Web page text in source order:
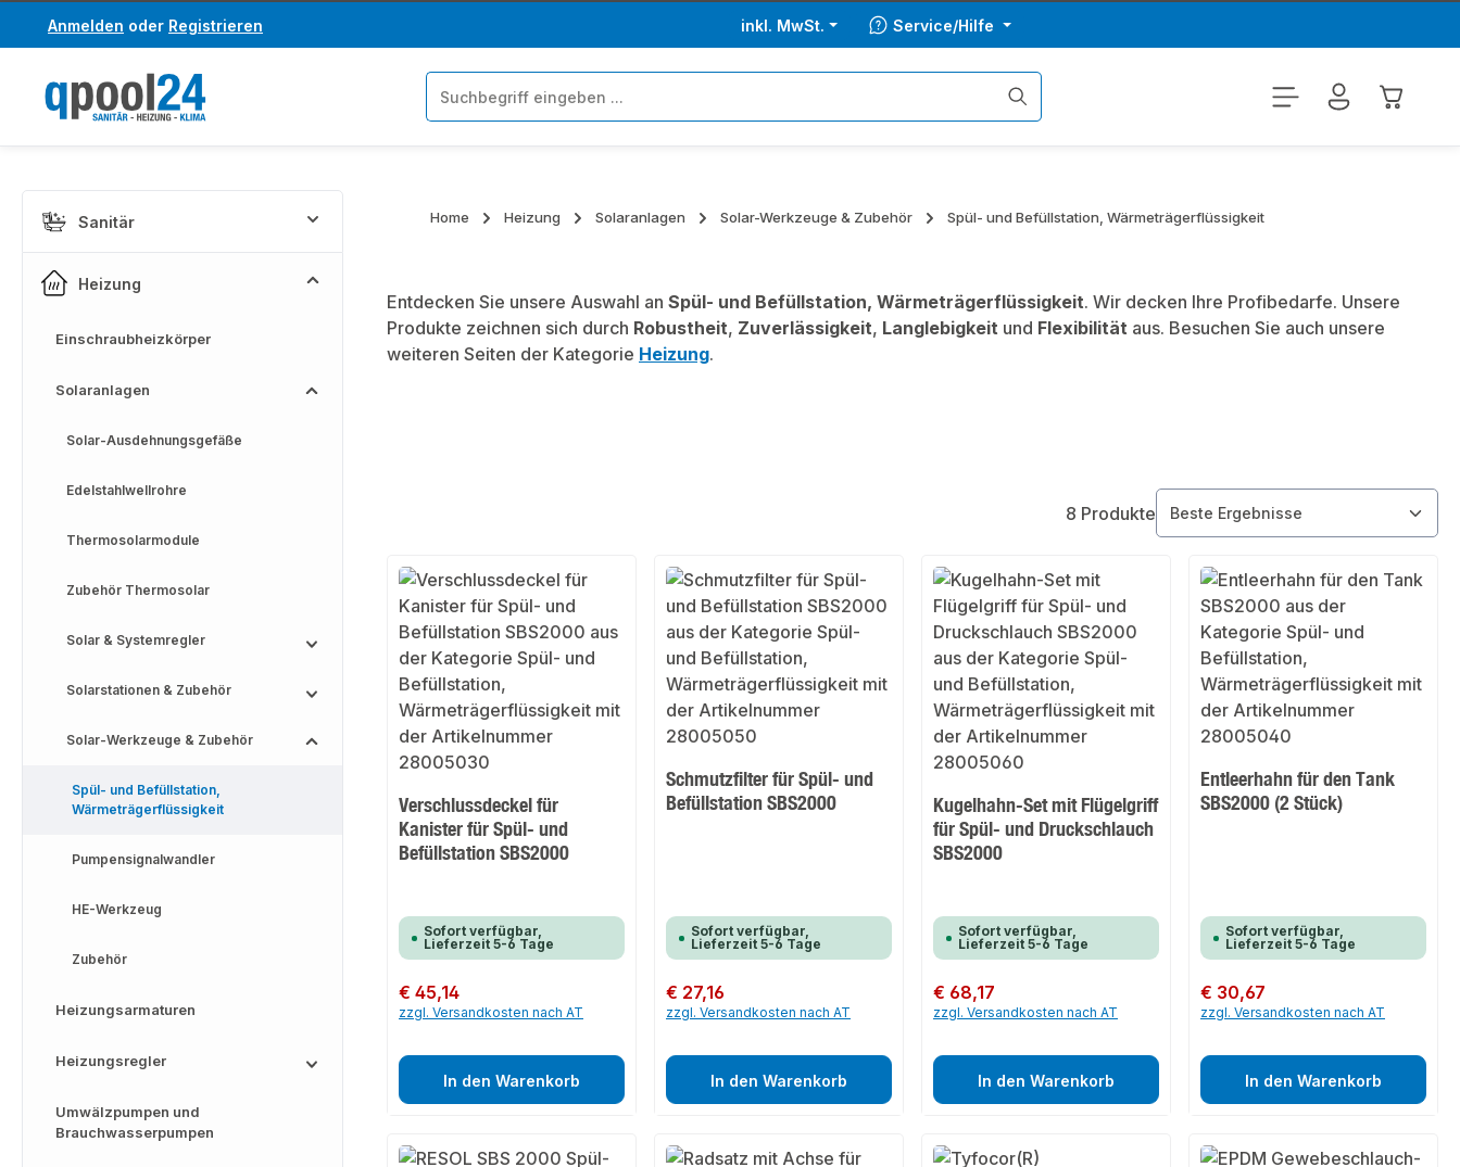
Hauptinhalt springen
Zur Suche springen
Anmelden oder Registrieren inkl. MwSt. Service/Hilfe
Sanitär
Heizung
Einschraubheizkörper
Solaranlagen
Solar-Ausdehnungsgefäße
Edelstahlwellrohre
Thermosolarmodule
Zubehör Thermosolar
Solar & Systemregler
Solarstationen & Zubehör
Solar-Werkzeuge & Zubehör
Spül- und Befüllstation,
Wärmeträgerflüssigkeit
Pumpensignalwandler
HE-Werkzeug
Zubehör
Heizungsarmaturen
Heizungsregler
Umwälzpumpen und
Brauchwasserpumpen
Home Heizung Solaranlagen Solar-Werkzeuge & Zubehör Spül- und Befüllstation, Wärmeträgerflüssigkeit
Entdecken Sie unsere Auswahl an Spül- und Befüllstation, Wärmeträgerflüssigkeit. Wir decken Ihre Profibedarfe. Unsere
Produkte zeichnen sich durch Robustheit, Zuverlässigkeit, Langlebigkeit und Flexibilität aus. Besuchen Sie auch unsere
weiteren Seiten der Kategorie Heizung.
8 Produkte
Verschlussdeckel für
Kanister für Spül- und
Befüllstation SBS2000
Sofort verfügbar,
Lieferzeit 5-6 Tage
Regulärer Preis:
€ 45,14
zzgl. Versandkosten nach AT
In den Warenkorb
Schmutzfilter für Spül- und
Befüllstation SBS2000
Sofort verfügbar,
Lieferzeit 5-6 Tage
Regulärer Preis:
€ 27,16
zzgl. Versandkosten nach AT
In den Warenkorb
Kugelhahn-Set mit Flügelgriff
für Spül- und Druckschlauch
SBS2000
Sofort verfügbar,
Lieferzeit 5-6 Tage
Regulärer Preis:
€ 68,17
zzgl. Versandkosten nach AT
In den Warenkorb
Entleerhahn für den Tank
SBS2000 (2 Stück)
Sofort verfügbar,
Lieferzeit 5-6 Tage
Regulärer Preis:
€ 30,67
zzgl. Versandkosten nach AT
In den Warenkorb